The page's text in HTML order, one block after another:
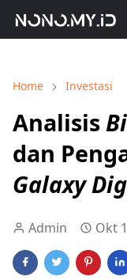
Home Investasi
Analisis
dan
Galaxy
Admin Okt